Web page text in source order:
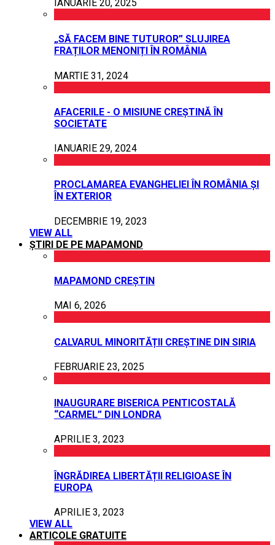
IANUARIE 20, 2025
„SĂ FACEM BINE TUTUROR” SLUJIREA
FRAȚILOR MENONIȚI ÎN ROMÂNIA
MARTIE 31, 2024
AFACERILE - O MISIUNE CREȘTINĂ ÎN
SOCIETATE
IANUARIE 29, 2024
PROCLAMAREA EVANGHELIEI ÎN ROMÂNIA ȘI
ÎN EXTERIOR
DECEMBRIE 19, 2023
VIEW ALL
ȘTIRI DE PE MAPAMOND
MAPAMOND CREȘTIN
MAI 6, 2026
CALVARUL MINORITĂȚII CREȘTINE DIN SIRIA
FEBRUARIE 23, 2025
INAUGURARE BISERICA PENTICOSTALĂ
“CARMEL” DIN LONDRA
APRILIE 3, 2023
ÎNGRĂDIREA LIBERTĂȚII RELIGIOASE ÎN
EUROPA
APRILIE 3, 2023
VIEW ALL
ARTICOLE GRATUITE